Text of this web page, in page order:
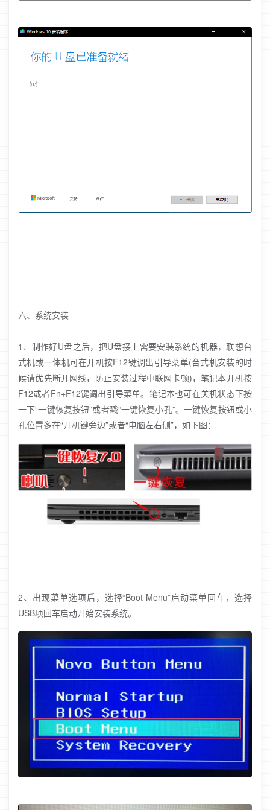
六、系统安装
1、制作好U盘之后，把U盘接上需要安装系统的机器，联想台
式机或一体机可在开机按F12键调出引导菜单(台式机安装的时
候请优先断开网线，防止安装过程中联网卡顿)，笔记本开机按
F12或者Fn+F12键调出引导菜单。笔记本也可在关机状态下按
一下“一键恢复按钮”或者戳“一键恢复小孔”。一键恢复按钮或小
孔位置多在“开机键旁边”或者“电脑左右侧”，如下图：
2、出现菜单选项后，选择“Boot Menu”启动菜单回车，选择
USB项回车启动开始安装系统。